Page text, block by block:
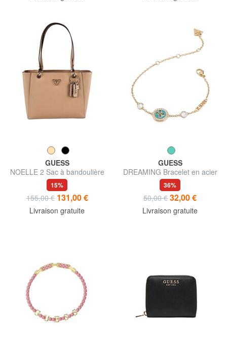
GUESS
NOELLE 2 Sac à bandoulière
15%
155,00 € 131,00 €
Livraison gratuite
GUESS
DREAMING Bracelet en acier
36%
50,00 € 32,00 €
Livraison gratuite